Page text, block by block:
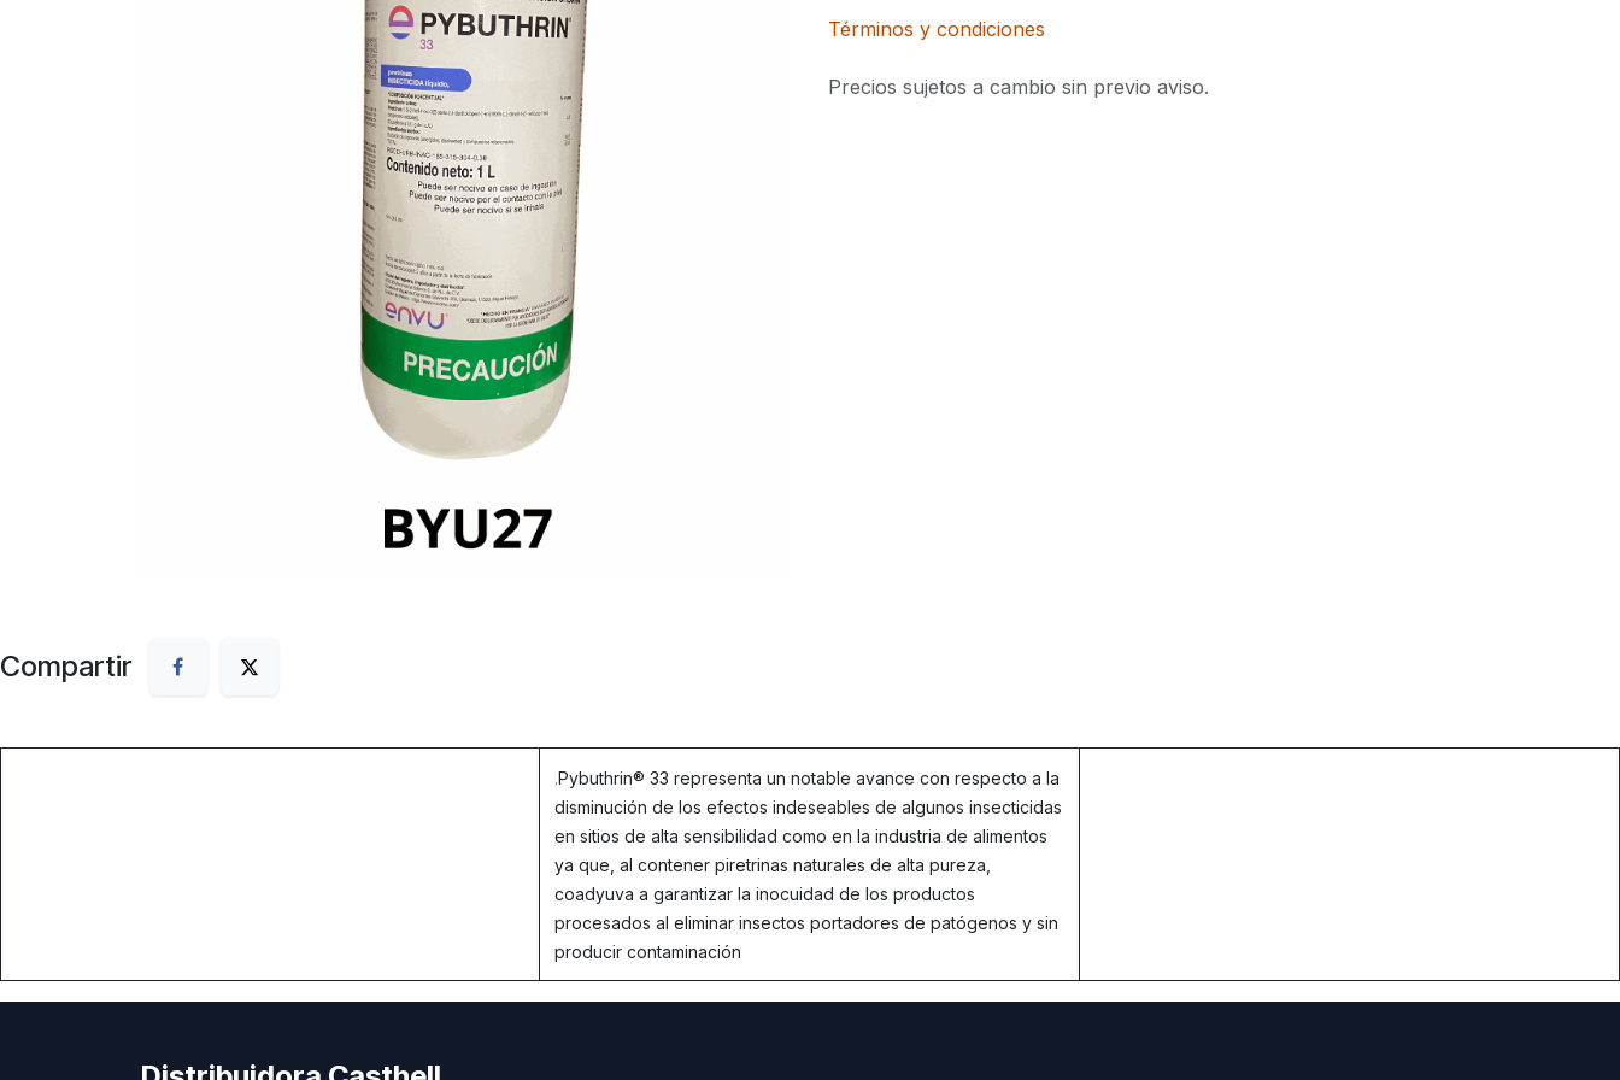
Términos y condiciones
Precios sujetos a cambio sin previo aviso.
Compartir
.Pybuthrin® 33 representa un notable avance con respecto a la
disminución de los efectos indeseables de algunos insecticidas
en sitios de alta sensibilidad como en la industria de alimentos
ya que, al contener piretrinas naturales de alta pureza,
coadyuva a garantizar la inocuidad de los productos
procesados al eliminar insectos portadores de patógenos y sin
producir contaminación